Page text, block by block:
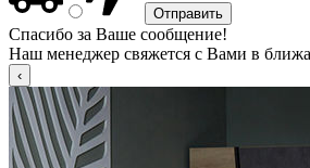
Спасибо за Ваше сообщение!
Наш менеджер свяжется с Вами в